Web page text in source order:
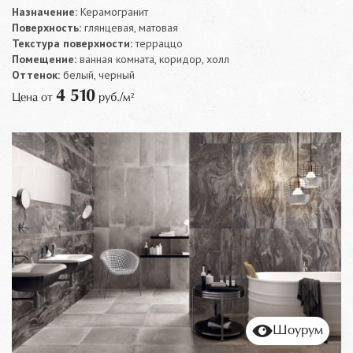
Назначение: Керамогранит
Поверхность: глянцевая, матовая
Текстура поверхности:терраццо
Помещение: ванная комната, коридор, холл
Оттенок: белый, черный
Цена от 4 510 руб./м²
Шоурум